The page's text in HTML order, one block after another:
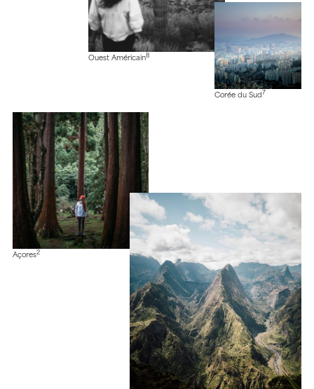
Ouest Américain8
Corée du Sud 7
Açores2